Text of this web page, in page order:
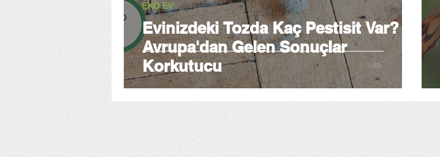
Evinizdeki Tozda Kaç Pestisit Var?
Avrupa'dan Gelen Sonuçlar
Korkutucu
EKO EV